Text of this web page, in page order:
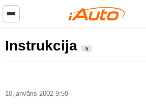
Instrukcija 5
10.janvāris 2002 9:59